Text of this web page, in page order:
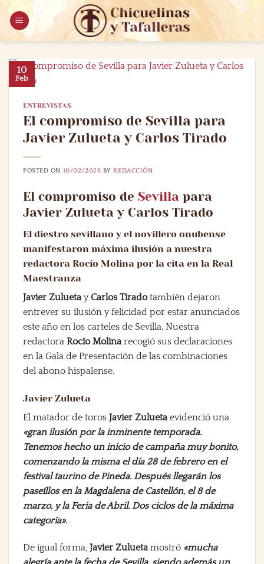
Saltar
contenido
10
Feb
ENTREVISTAS
El compromiso de Sevilla para
Javier Zulueta y Carlos Tirado
POSTED ON 10/02/2026 BYREDACCIÓN
El compromiso de Sevilla para
Javier Zulueta y Carlos Tirado
El diestro sevillano y el novillero onubense
manifestaron máxima ilusión a nuestra
redactora Rocío Molina por la cita en la Real
Maestranza
Javier Zuluetay Carlos Tiradotambién dejaron
entrever su ilusión y felicidad por estar anunciados
este año en los carteles de Sevilla. Nuestra
redactora Rocío Molinarecogió sus declaraciones
en la Gala de Presentación de las combinaciones
del abono hispalense.
Javier Zulueta
El matador de toros Javier Zuluetaevidenció una
«gran ilusión por la inminente temporada.
Tenemos hecho un inicio de campaña muy bonito,
comenzando la misma el día 28 de febrero en el
festival taurino de Pineda. Después llegarán los
paseíllos en la Magdalena de Castellón, el 8 de
marzo, y la Feria de Abril. Dos ciclos de la máxima
categoría».
De igual forma, Javier Zulueta mostró «mucha